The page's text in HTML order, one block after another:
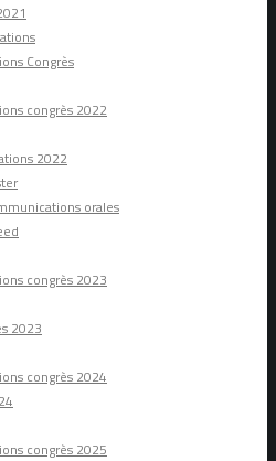
Congrès
congrès 2022
2022
orales
congrès 2023
2023
congrès 2024
congrès 2025